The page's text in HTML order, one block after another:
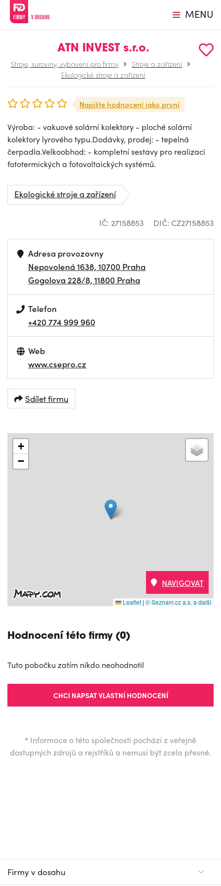
MENU
ATN INVEST s.r.o.
Stroje, suroviny, vybavení pro firmy
Stroje a zařízení
Ekologické stroje a zařízení
Napište hodnocení jako první
Výroba: - vakuové solární kolektory - ploché solární
kolektory lyrového typu.Dodávky, prodej: - tepelná
čerpadla.Velkoobhod: - kompletní sestavy pro realizaci
fototermických a fotovoltaických systémů.
Ekologické stroje a zařízení
IČ: 27158853 DIČ: CZ27158853
Adresa provozovny
Nepovolená 1638, 10700 Praha
Gogolova 228/8, 11800 Praha
Telefon
+420 774 999 960
Web
www.csepro.cz
Sdílet firmu
+
−
Leaflet | © Seznam.cz a.s. a další
NAVIGOVAT
Hodnocení této firmy (0)
Tuto pobočku zatím nikdo neohodnotil
CHCI NAPSAT VLASTNÍ HODNOCENÍ
* Informace o této společnosti pochází z veřejně
dostupných zdrojů a rejstříků a nemusí být zcela přesné.
Firmy v dosahu